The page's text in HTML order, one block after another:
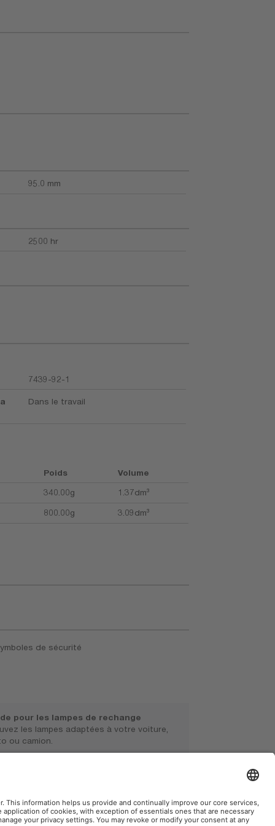
95.0 mm
2500 hr
7439-92-1
Dans le travail
Poids
Volume
340.00g 1.37dm³
800.00g 3.09dm³
de sécurité
pour les lampes de rechange
les lampes adaptées à votre voiture,
ou camion.